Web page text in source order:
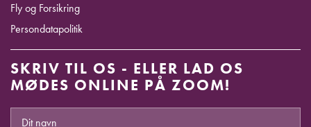
Fly og Forsikring
Persondatapolitik
SKRIV TIL OS - ELLER LAD OS
MØDES ONLINE PÅ ZOOM!